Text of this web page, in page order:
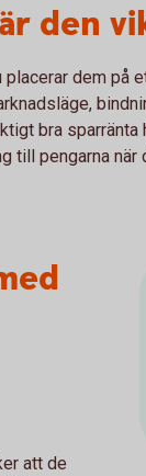
den
placerar dem på
bra sparränta
till pengarna när
att de